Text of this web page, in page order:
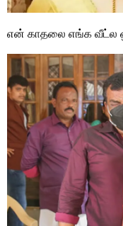
என் காதலை எங்க வீட்ல